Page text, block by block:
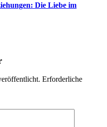
Die Liebe im
Erforderliche